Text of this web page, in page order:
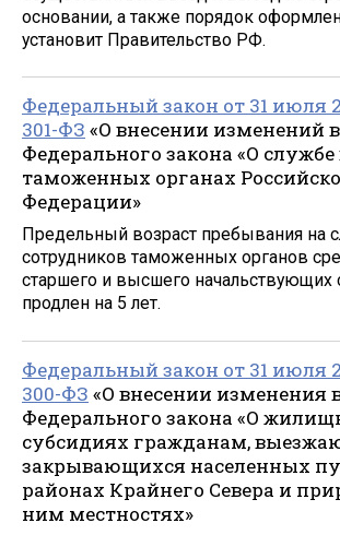
основании, а также порядок
установит Правительство РФ.
Федеральный закон от 31 июля
301-ФЗ «О внесении изменений
Федерального закона «О службе
таможенных органах
Федерации»
Предельный возраст пребывания на
сотрудников таможенных органов
старшего и высшего начальствующих
продлен на 5 лет.
Федеральный закон от 31 июля
300-ФЗ «О внесении изменения
Федерального закона «О
субсидиях гражданам,
закрывающихся населенных
районах Крайнего Севера и
ним местностях»